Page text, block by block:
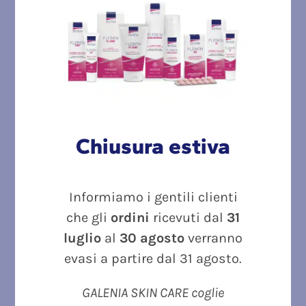
originale
era:
27.80€.
attuale
è:
23.50€.
Dettagli
Esaurito
Chiusura estiva
Informiamo i gentili clienti
che gli ordini ricevuti dal 31
luglio al 30 agosto verranno
evasi a partire dal 31 agosto.
GALENIA SKIN CARE coglie